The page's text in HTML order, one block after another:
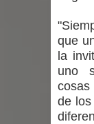
que
la
uno
cosas
de